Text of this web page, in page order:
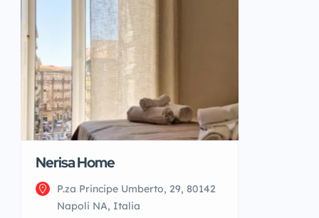
Nerisa Home
P.za Principe Umberto, 29, 80142
Napoli NA, Italia